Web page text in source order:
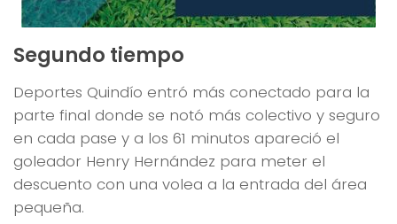
Segundo tiempo
Deportes Quindío entró más conectado para la
parte final donde se notó más colectivo y seguro
en cada pase y a los 61 minutos apareció el
goleador Henry Hernández para meter el
descuento con una volea a la entrada del área
pequeña.